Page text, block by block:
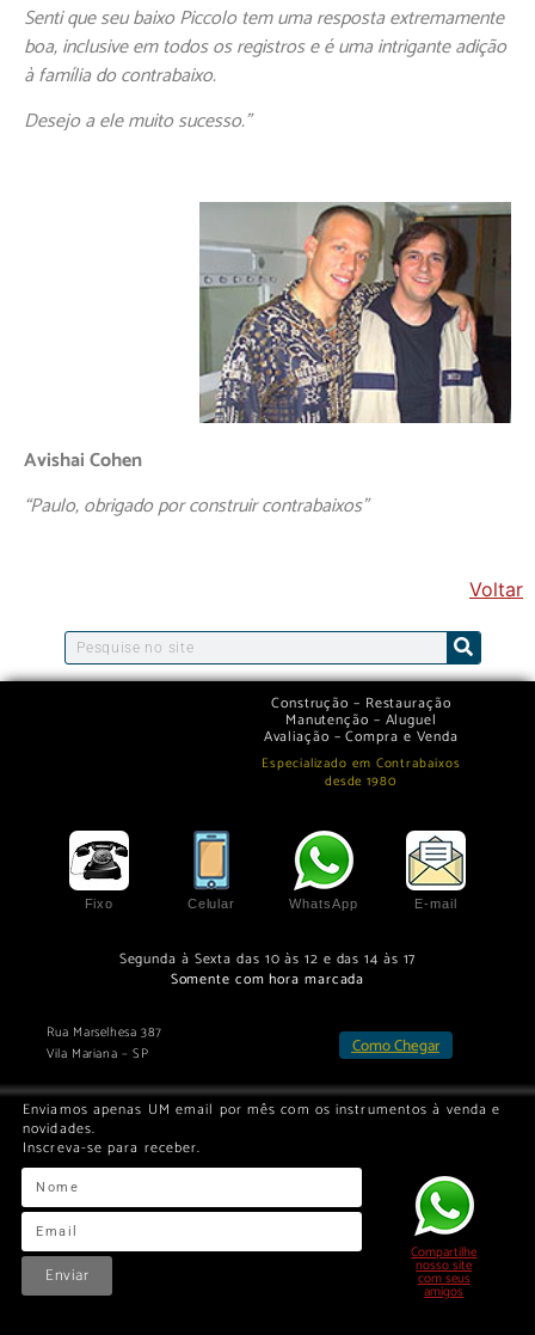
Senti que seu baixo Piccolo tem uma resposta extremamente
boa, inclusive em todos os registros e é uma intrigante adição
à família do contrabaixo.
Desejo a ele muito sucesso.”
Avishai Cohen
“Paulo, obrigado por construir contrabaixos”
Voltar
Construção – Restauração
Manutenção – Aluguel
Avaliação – Compra e Venda
Especializado em Contrabaixos
desde 1980
Fixo Celular WhatsApp E-mail
Segunda à Sexta das 10 às 12 e das 14 às 17
Somente com hora marcada
Rua Marselhesa 387
Vila Mariana – SP
Como Chegar
Enviamos apenas UM email por mês com os instrumentos à venda e
novidades.
Inscreva-se para receber.
Enviar
Compartilhe
nosso site
com seus
amigos